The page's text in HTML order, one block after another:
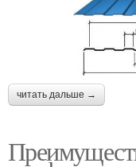
читать дальше →